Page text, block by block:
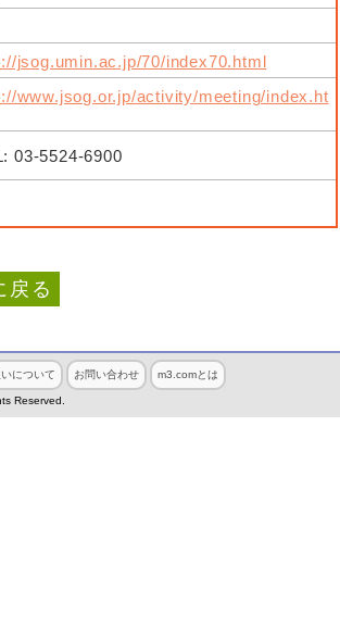
jsog.umin.ac.jp/70/index70.html
www.jsog.or.jp/activity/meeting/index.ht
03-5524-6900
戻る
について お問い合わせ m3.comとは
Reserved.